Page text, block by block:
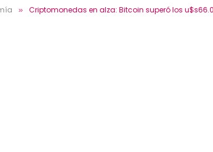
» Criptomonedas en alza: Bitcoin superó los